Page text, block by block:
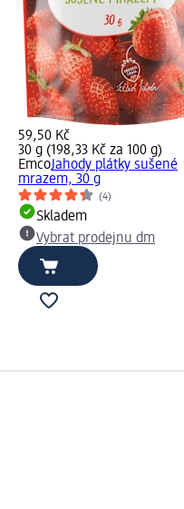
59,50 Kč
30 g (198,33 Kč za 100 g)
EmcoJahody plátky sušené
mrazem, 30 g
(4)
Skladem
Vybrat prodejnu dm